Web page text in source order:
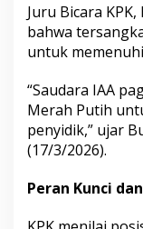
Juru Bicara
bahwa
untuk
“Saudara IAA
Merah Putih
penyidik,” ujar
(17/3/2026).
Peran Kunci